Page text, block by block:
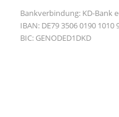
Bankverbindung: KD-Bank
IBAN: DE79 3506 0190 1010
BIC: GENODED1DKD